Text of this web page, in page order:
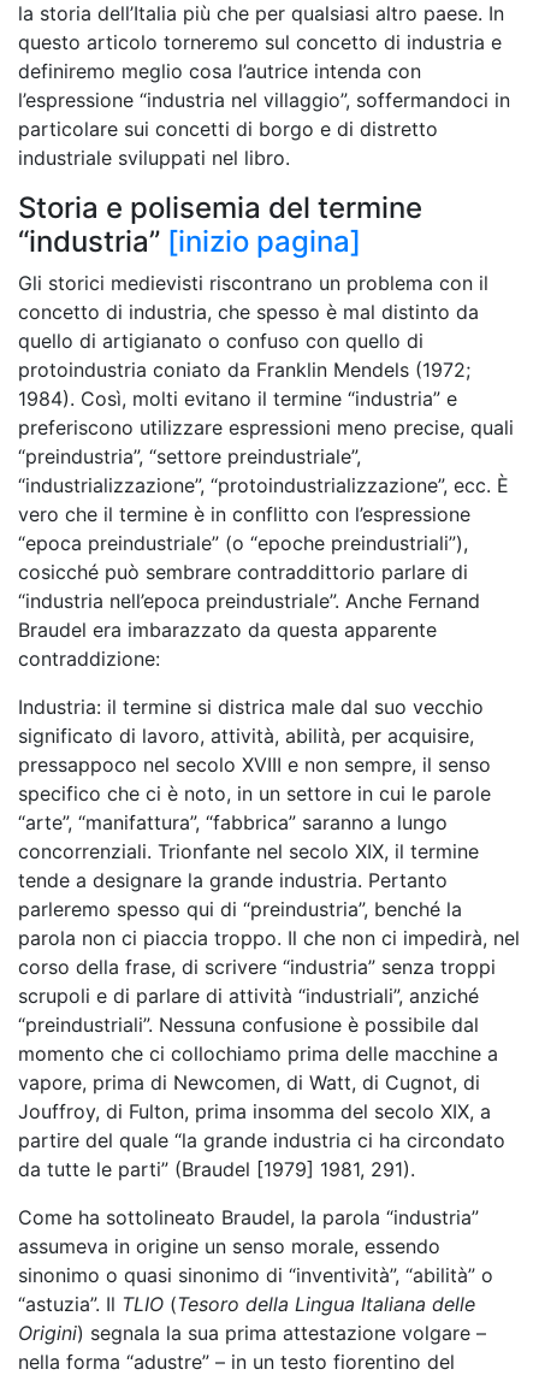
la storia dell’Italia più che per qualsiasi altro paese. In
questo articolo torneremo sul concetto di industria e
definiremo meglio cosa l’autrice intenda con
l’espressione “industria nel villaggio”, soffermandoci in
particolare sui concetti di borgo e di distretto
industriale sviluppati nel libro.
Storia e polisemia del termine
“industria” [inizio pagina]
Gli storici medievisti riscontrano un problema con il
concetto di industria, che spesso è mal distinto da
quello di artigianato o confuso con quello di
protoindustria coniato da Franklin Mendels (1972;
1984). Così, molti evitano il termine “industria” e
preferiscono utilizzare espressioni meno precise, quali
“preindustria”, “settore preindustriale”,
“industrializzazione”, “protoindustrializzazione”, ecc. È
vero che il termine è in conflitto con l’espressione
“epoca preindustriale” (o “epoche preindustriali”),
cosicché può sembrare contraddittorio parlare di
“industria nell’epoca preindustriale”. Anche Fernand
Braudel era imbarazzato da questa apparente
contraddizione:
Industria: il termine si districa male dal suo vecchio
significato di lavoro, attività, abilità, per acquisire,
pressappoco nel secolo XVIII e non sempre, il senso
specifico che ci è noto, in un settore in cui le parole
“arte”, “manifattura”, “fabbrica” saranno a lungo
concorrenziali. Trionfante nel secolo XIX, il termine
tende a designare la grande industria. Pertanto
parleremo spesso qui di “preindustria”, benché la
parola non ci piaccia troppo. Il che non ci impedirà, nel
corso della frase, di scrivere “industria” senza troppi
scrupoli e di parlare di attività “industriali”, anziché
“preindustriali”. Nessuna confusione è possibile dal
momento che ci collochiamo prima delle macchine a
vapore, prima di Newcomen, di Watt, di Cugnot, di
Jouffroy, di Fulton, prima insomma del secolo XIX, a
partire del quale “la grande industria ci ha circondato
da tutte le parti” (Braudel [1979] 1981, 291).
Come ha sottolineato Braudel, la parola “industria”
assumeva in origine un senso morale, essendo
sinonimo o quasi sinonimo di “inventività”, “abilità” o
“astuzia”. Il TLIO (Tesoro della Lingua Italiana delle
Origini) segnala la sua prima attestazione volgare –
nella forma “adustre” – in un testo fiorentino del